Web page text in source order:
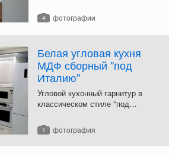
4 фотографии
Белая угловая кухня
МДФ сборный "под
Италию"
Угловой кухонный гарнитур в
классическом стиле "под
рамочного МДФ.
1 фотография